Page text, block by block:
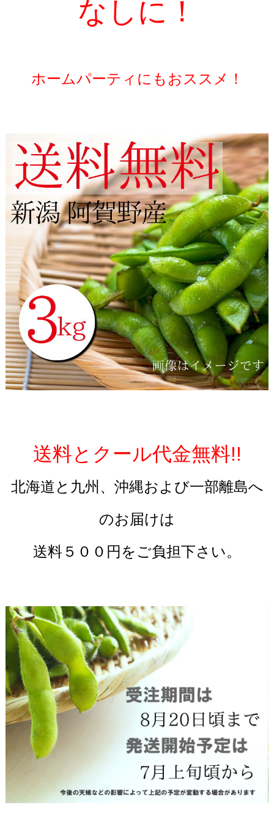
なしに！
ホームパーティにもおススメ！
送料とクール代金無料!!
北海道と九州、沖縄および一部離島へ
のお届けは
送料５００円をご負担下さい。